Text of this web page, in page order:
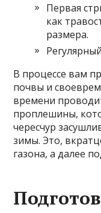
Первая
как
размера.
В процессе вам
почвы и
времени
проплешины,
чересчур
зимы. Это,
газона, а далее